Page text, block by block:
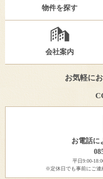
物件を探す
会社案内
お気軽に
お電話に
平日9:00-
※定休日でも事前にご連